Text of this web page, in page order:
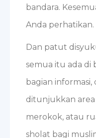
bandara.
Anda perhatikan.
Dan patut
semua itu ada di
bagian
ditunjukkan area
merokok, atau
sholat bagi